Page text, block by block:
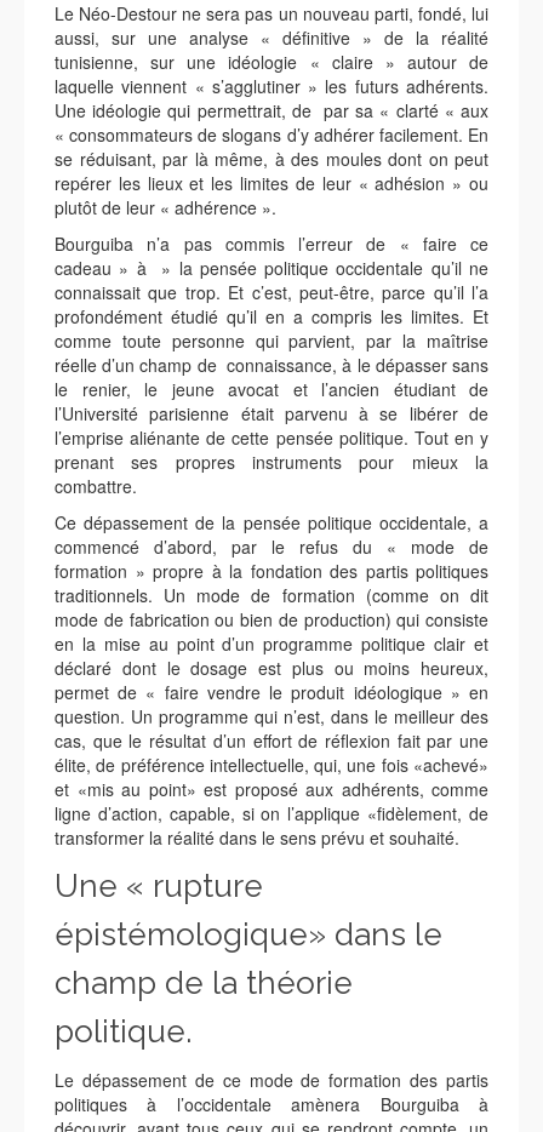
Le Néo-Destour ne sera pas un nouveau parti, fondé, lui
aussi, sur une analyse « définitive » de la réalité
tunisienne, sur une idéologie « claire » autour de
laquelle viennent « s’agglutiner » les futurs adhérents.
Une idéologie qui permettrait, de par sa « clarté « aux
« consommateurs de slogans d’y adhérer facilement. En
se réduisant, par là même, à des moules dont on peut
repérer les lieux et les limites de leur « adhésion » ou
plutôt de leur « adhérence ».
Bourguiba n’a pas commis l’erreur de « faire ce
cadeau » à » la pensée politique occidentale qu’il ne
connaissait que trop. Et c’est, peut-être, parce qu’il l’a
profondément étudié qu’il en a compris les limites. Et
comme toute personne qui parvient, par la maîtrise
réelle d’un champ de connaissance, à le dépasser sans
le renier, le jeune avocat et l’ancien étudiant de
l’Université parisienne était parvenu à se libérer de
l’emprise aliénante de cette pensée politique. Tout en y
prenant ses propres instruments pour mieux la
combattre.
Ce dépassement de la pensée politique occidentale, a
commencé d’abord, par le refus du « mode de
formation » propre à la fondation des partis politiques
traditionnels. Un mode de formation (comme on dit
mode de fabrication ou bien de production) qui consiste
en la mise au point d’un programme politique clair et
déclaré dont le dosage est plus ou moins heureux,
permet de « faire vendre le produit idéologique » en
question. Un programme qui n’est, dans le meilleur des
cas, que le résultat d’un effort de réflexion fait par une
élite, de préférence intellectuelle, qui, une fois «achevé»
et «mis au point» est proposé aux adhérents, comme
ligne d’action, capable, si on l’applique «fidèlement, de
transformer la réalité dans le sens prévu et souhaité.
Une « rupture
épistémologique» dans le
champ de la théorie
politique.
Le dépassement de ce mode de formation des partis
politiques à l’occidentale amènera Bourguiba à